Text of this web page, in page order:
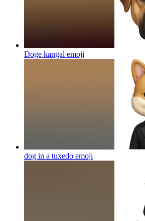
Doge kangal emoji
dog in a tuxedo emoji